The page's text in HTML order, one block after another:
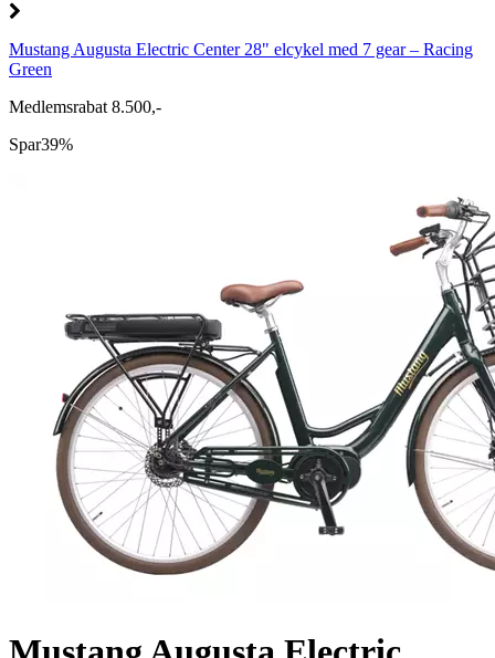
Mustang Augusta Electric Center 28" elcykel med 7 gear – Racing
Green
Medlemsrabat 8.500,-
Spar39%